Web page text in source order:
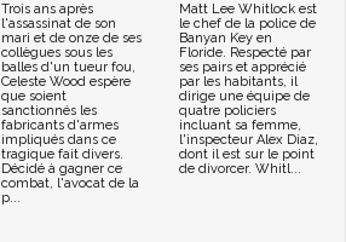
Trois ans après
l'assassinat de son
mari et de onze de ses
collègues sous les
balles d'un tueur fou,
Celeste Wood espère
que soient
sanctionnés les
fabricants d'armes
impliqués dans ce
tragique fait divers.
Décidé à gagner ce
combat, l'avocat de la
p...
Matt Lee Whitlock est
le chef de la police de
Banyan Key en
Floride. Respecté par
ses pairs et apprécié
par les habitants, il
dirige une équipe de
quatre policiers
incluant sa femme,
l'inspecteur Alex Diaz,
dont il est sur le point
de divorcer. Whitl...